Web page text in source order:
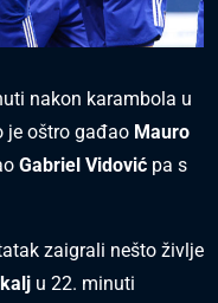
nakon karambola u
je oštro gađao Mauro
Gabriel Vidović pa s
zaigrali nešto življe
u 22. minuti